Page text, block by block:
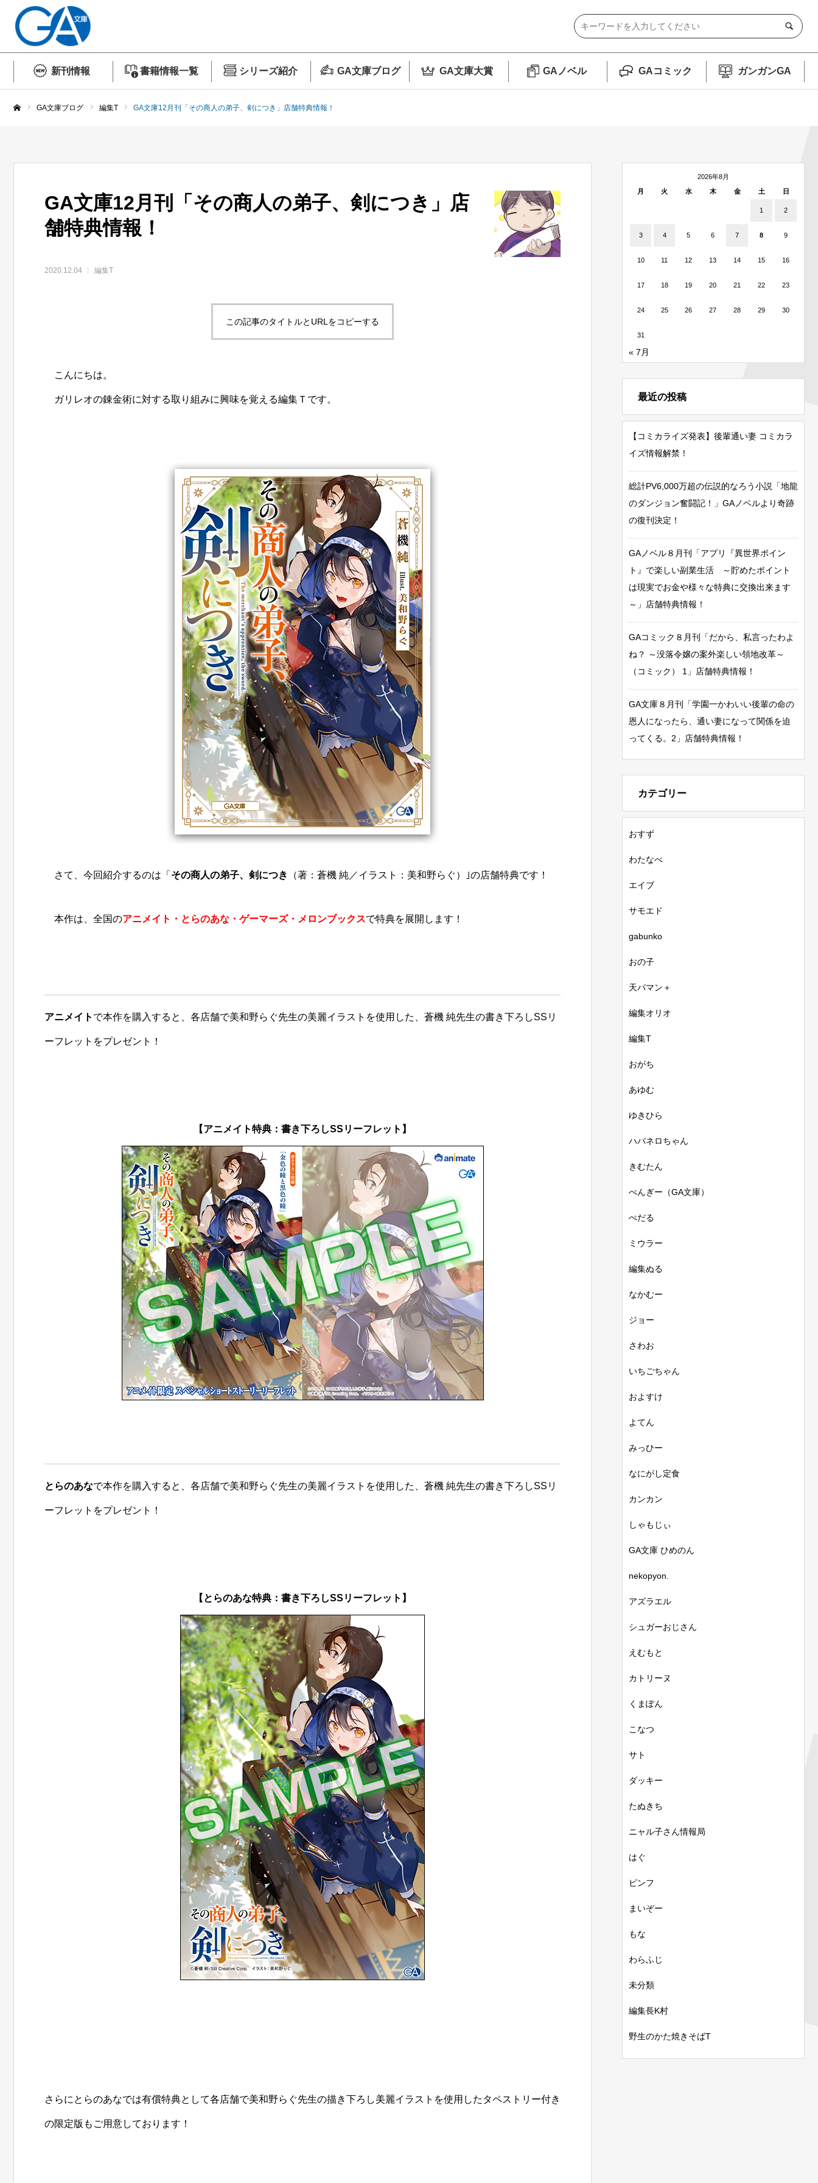
新刊情報 書籍情報一覧 シリーズ紹介 GA文庫ブログ GA文庫大賞 GAノベル GAコミック ガンガンGA
GA文庫ブログ 編集T GA文庫12月刊「その商人の弟子、剣につき」店舗特典情報！
GA文庫12月刊「その商人の弟子、剣につき」店
舗特典情報！
2020.12.04 編集T
この記事のタイトルとURLをコピーする
こんにちは。
ガリレオの錬金術に対する取り組みに興味を覚える編集Ｔです。
さて、今回紹介するのは「 その商人の弟子、剣につき （著：蒼機 純／イラスト：美和野らぐ）｣の店舗特典です！
本作は、全国のアニメイト・とらのあな・ゲーマーズ・メロンブックスで特典を展開します！
アニメイト で本作を購入すると、各店舗で美和野らぐ先生の美麗イラストを使用した、蒼機 純先生の書き下ろしSSリ
ーフレットをプレゼント！
【アニメイト特典：書き下ろしSSリーフレット】
とらのあなで本作を購入すると、各店舗で美和野らぐ先生の美麗イラストを使用した、蒼機 純先生の書き下ろしSSリ
ーフレットをプレゼント！
【とらのあな特典：書き下ろしSSリーフレット】
さらにとらのあなでは有償特典として各店舗で美和野らぐ先生の描き下ろし美麗イラストを使用したタペストリー付き
の限定版もご用意しております！
2026年8月
月
火 水 木 金 土 日
1 2
3 4 5 6 7 8 9
10 11 12 13 14 15 16
17 18 19 20 21 22 23
24 25 26 27 28 29 30
31
« 7月
最近の投稿
【コミカライズ発表】後輩通い妻 コミカラ
イズ情報解禁！
総計PV6,000万超の伝説的なろう小説「地龍
のダンジョン奮闘記！」GAノベルより奇跡
の復刊決定！
GAノベル８月刊「アプリ『異世界ポイン
ト』で楽しい副業生活 ～貯めたポイント
は現実でお金や様々な特典に交換出来ます
～」店舗特典情報！
GAコミック８月刊「だから、私言ったわよ
ね？ ～没落令嬢の案外楽しい領地改革～
（コミック） 1」店舗特典情報！
GA文庫８月刊「学園一かわいい後輩の命の
恩人になったら、通い妻になって関係を迫
ってくる。2」店舗特典情報！
カテゴリー
おすず
わたなべ
エイブ
サモエド
gabunko
おの子
天パマン＋
編集オリオ
編集T
おがち
あゆむ
ゆきひら
ハバネロちゃん
きむたん
ぺんぎー（GA文庫）
ぺだる
ミウラー
編集ぬる
なかむー
ジョー
さわお
いちごちゃん
およすけ
よてん
みっひー
なにがし定食
カンカン
しゃもじぃ
GA文庫 ひめのん
nekopyon.
アズラエル
シュガーおじさん
えむもと
カトリーヌ
くまぽん
こなつ
サト
ダッキー
たぬきち
ニャル子さん情報局
はぐ
ピンフ
まいぞー
もな
わらふじ
未分類
編集長K村
野生のかた焼きそばT